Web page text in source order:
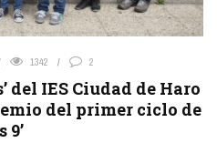
1342 2
del IES Ciudad de Haro
del primer ciclo de
9’